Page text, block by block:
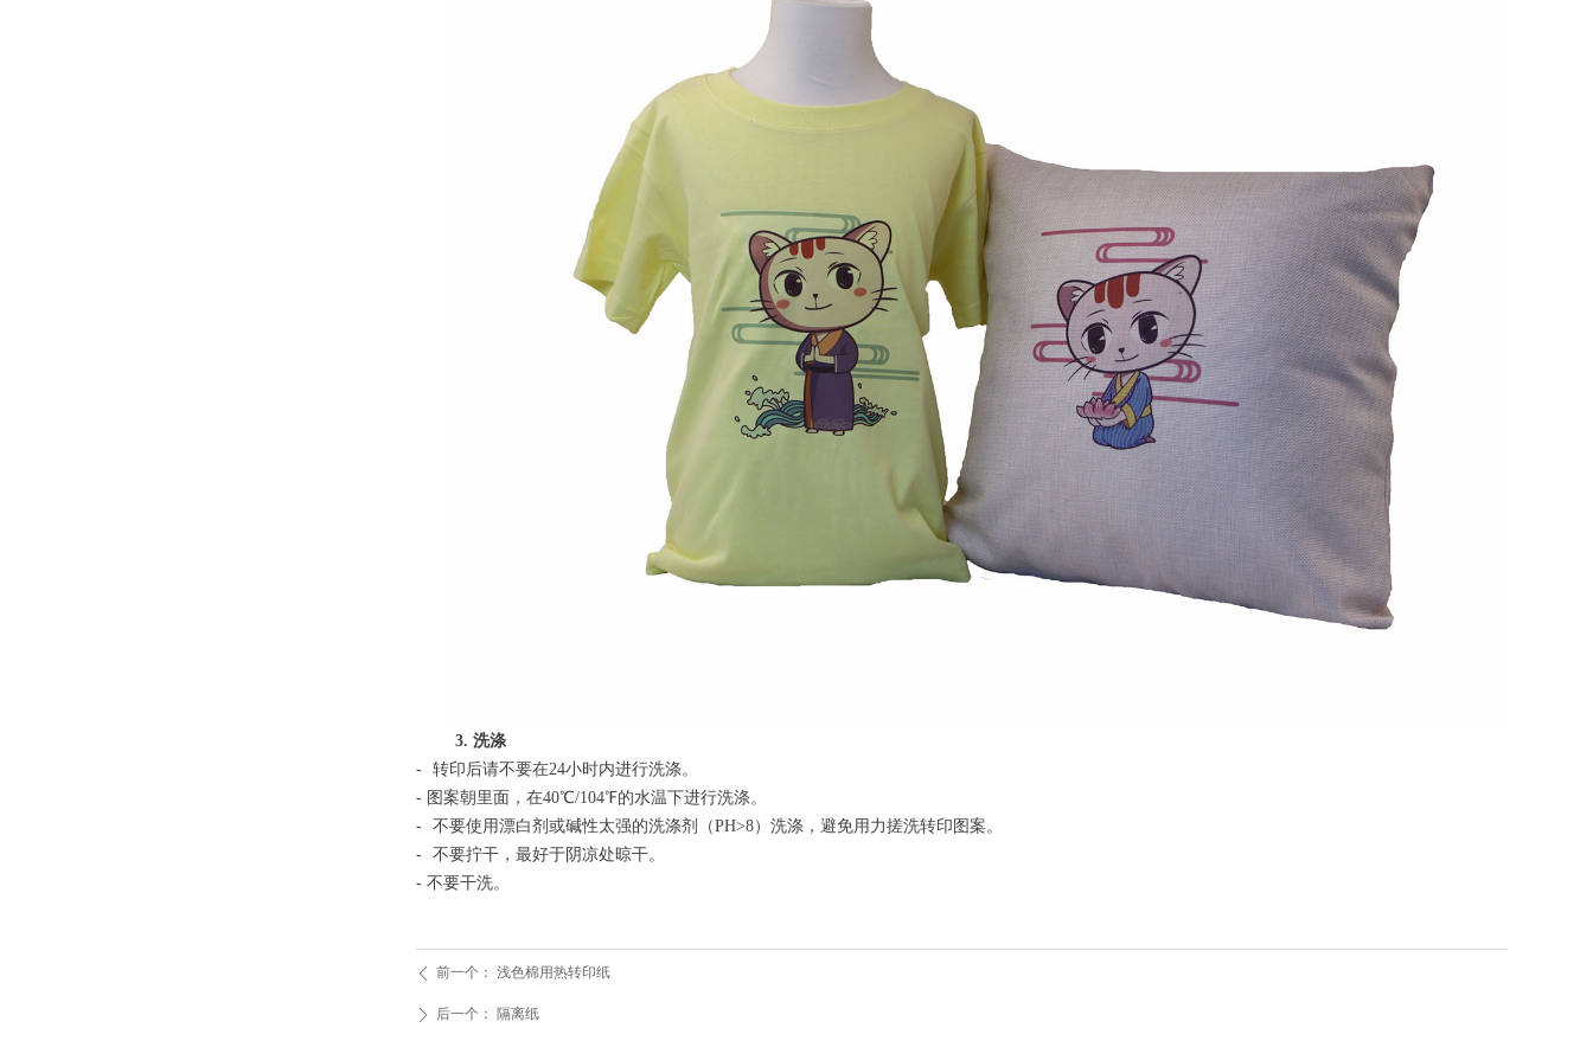
3. 洗涤
- 转印后请不要在24小时内进行洗涤。
- 图案朝里面，在40℃/104℉的水温下进行洗涤。
- 不要使用漂白剂或碱性太强的洗涤剂（PH>8） 洗涤，避免用力搓洗转印图案。
- 不要拧干，最好于阴凉处晾干。
- 不要干洗。
ꄴ 前一个： 浅色棉用热转印纸
ꄲ 后一个： 隔离纸